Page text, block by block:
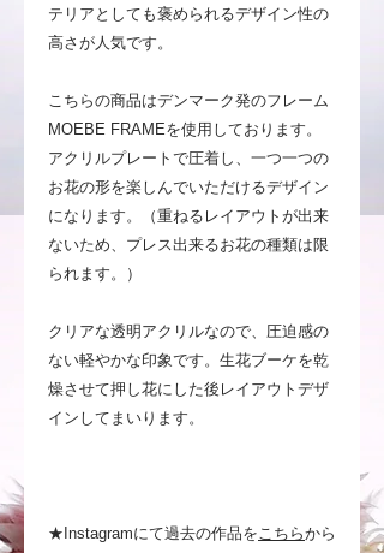
テリアとしても褒められるデザイン性の
高さが人気です。
こちらの商品はデンマーク発のフレーム
MOEBE FRAMEを使用しております。
アクリルプレートで圧着し、一つ一つの
お花の形を楽しんでいただけるデザイン
になります。（重ねるレイアウトが出来
ないため、プレス出来るお花の種類は限
られます。）
クリアな透明アクリルなので、圧迫感の
ない軽やかな印象です。生花ブーケを乾
燥させて押し花にした後レイアウトデザ
インしてまいります。
★Instagramにて過去の作品をこちらから